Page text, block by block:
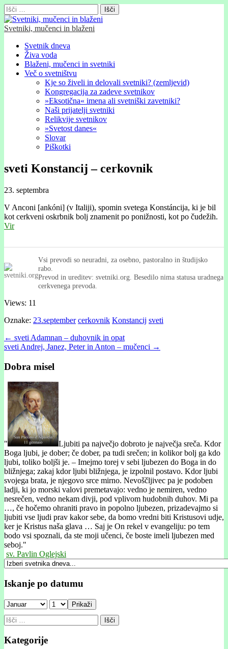
Išči:
Svetniki, mučenci in blaženi
Glavni
meni
Skip
content
Svetnik dneva
Živa voda
Blaženi, mučenci in svetniki
Več o svetništvu
Kje so živeli in delovali svetniki? (zemljevid)
Kongregacija za zadeve svetnikov
»Eksotična« imena ali svetniški zavetniki?
Naši prijatelji svetniki
Relikvije svetnikov
»Svetost danes«
Slovar
Piškotki
sveti Konstancij – cerkovnik
23. septembra
V Anconi [ankóni] (v Italiji), spomin svetega Konstáncija, ki je bil
kot cerkveni oskrbnik bolj znamenit po ponižnosti, kot po čudežih.
Vir
Vsi prevodi so neuradni, za osebno, pastoralno in študijsko
rabo.
Prevod in ureditev: svetniki.org. Besedilo nima statusa uradnega
cerkvenega prevoda.
Views: 11
Oznake: 23.september cerkovnik Konstancij sveti
Post
navigation
← sveti Adamnan – duhovnik in opat
sveti Andrej, Janez, Peter in Anton – mučenci →
Dobra misel
"
Ljubiti pa največjo dobroto je največja sreča. Kdor
Boga ljubi, je dober; če dober, pa tudi srečen; in kolikor bolj ga kdo
ljubi, toliko boljši je. – Imejmo torej v sebi ljubezen do Boga in do
bližnjega; zakaj kdor ljubi bližnjega, je izpolnil postavo. Kdor ljubi
svojega brata, je njegovo srce mirno. Nevoščljivec pa je podoben
ladji, ki jo morski valovi premetavajo: vedno je nemiren, vedno
nesrečen, vedno nekam divji, pod vplivom hudobnih duhov. Mi pa
…, če hočemo ohraniti pravo in popolno ljubezen, prizadevajmo si
ljubiti vse ljudi prav kakor sebe, da bomo vredni biti Kristusovi udje,
ker je Kristus naša glava … Saj je On rekel v evangeliju: po tem
bodo vsi spoznali, da ste moji učenci, če boste imeli ljubezen med
seboj."
sv. Pavlin Oglejski
Iskanje po datumu
Prikaži
Išči:
Kategorije